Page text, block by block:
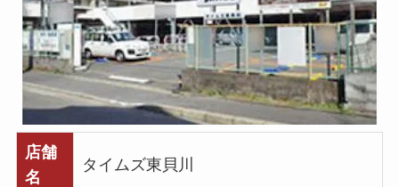
店舗
名
タイムズ東貝川